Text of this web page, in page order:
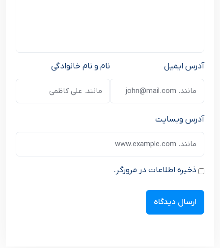
نام و نام خانوادگی آدرس ایمیل
آدرس وبسایت
ذخیره اطلاعات در مرورگر.